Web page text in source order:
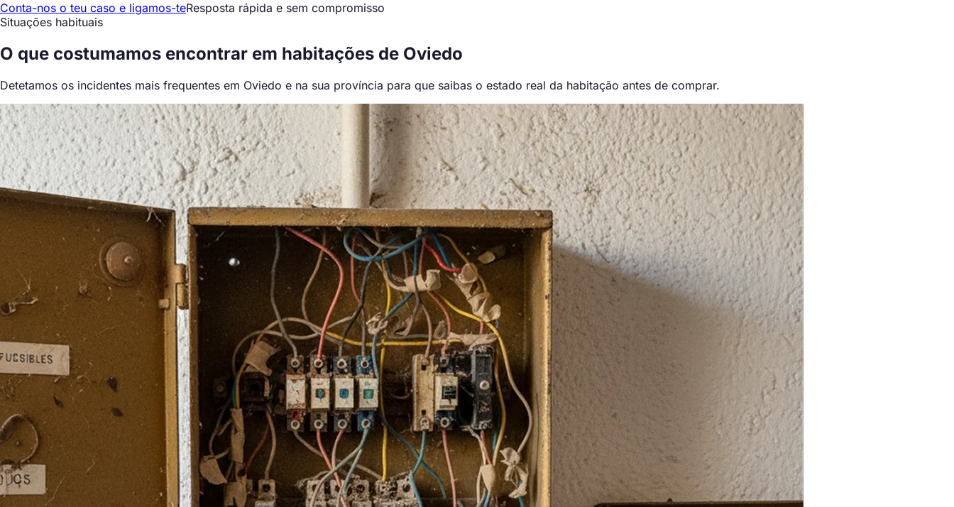
Conta-nos o teu caso e ligamos-teResposta rápida e sem compromisso
Situações habituais
O que costumamos encontrar em habitações de Oviedo
Detetamos os incidentes mais frequentes em Oviedo e na sua província para que saibas o estado real da habitação antes de comprar.